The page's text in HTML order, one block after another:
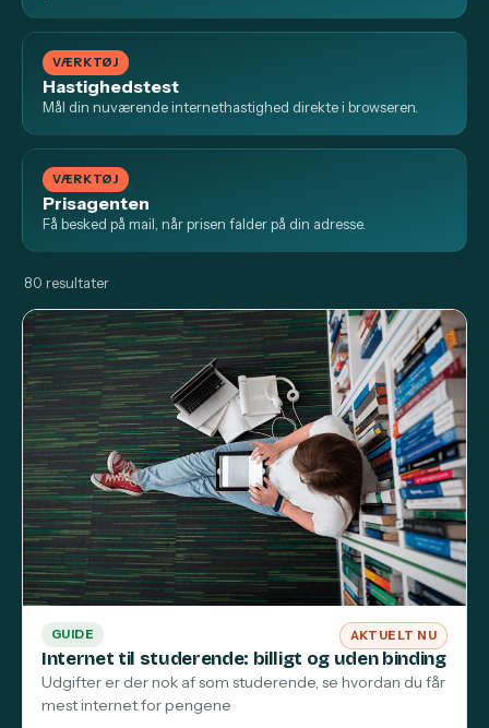
VÆRKTØJ
Hastighedstest
Mål din nuværende internethastighed direkte i browseren.
VÆRKTØJ
Prisagenten
Få besked på mail, når prisen falder på din adresse.
80 resultater
GUIDE AKTUELT NU
Internet til studerende: billigt og uden binding
Udgifter er der nok af som studerende, se hvordan du får
mest internet for pengene